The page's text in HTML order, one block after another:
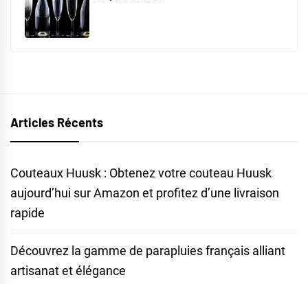
Articles Récents
Couteaux Huusk : Obtenez votre couteau Huusk
aujourd’hui sur Amazon et profitez d’une livraison
rapide
Découvrez la gamme de parapluies français alliant
artisanat et élégance